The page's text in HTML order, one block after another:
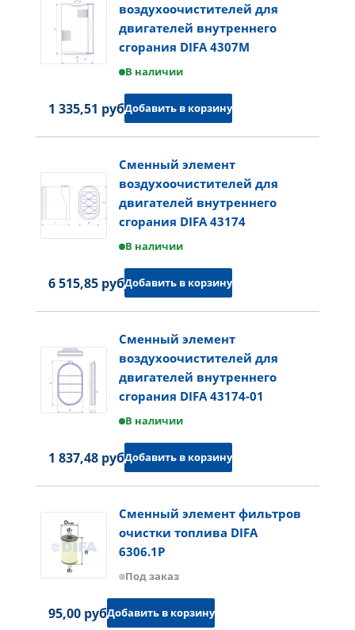
воздухоочистителей для
двигателей внутреннего
сгорания DIFA 4307M
В наличии
1 335,51 руб.Добавить в корзину
Сменный элемент
воздухоочистителей для
двигателей внутреннего
сгорания DIFA 43174
В наличии
6 515,85 руб.Добавить в корзину
Сменный элемент
воздухоочистителей для
двигателей внутреннего
сгорания DIFA 43174-01
В наличии
1 837,48 руб.Добавить в корзину
Сменный элемент фильтров
очистки топлива DIFA
6306.1P
Под заказ
95,00 руб.Добавить в корзину